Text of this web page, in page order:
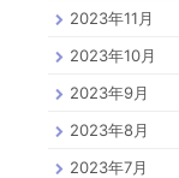
2023年11月
2023年10月
2023年9月
2023年8月
2023年7月